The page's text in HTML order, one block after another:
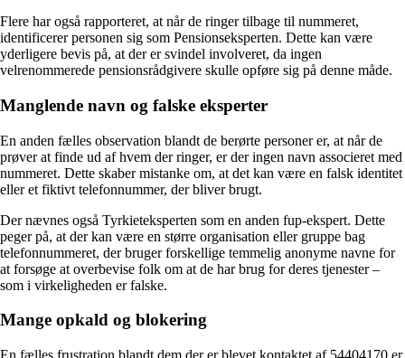
Flere har også rapporteret, at når de ringer tilbage til nummeret,
identificerer personen sig som Pensionseksperten. Dette kan være
yderligere bevis på, at der er svindel involveret, da ingen
velrenommerede pensionsrådgivere skulle opføre sig på denne måde.
Manglende navn og falske eksperter
En anden fælles observation blandt de berørte personer er, at når de
prøver at finde ud af hvem der ringer, er der ingen navn associeret med
nummeret. Dette skaber mistanke om, at det kan være en falsk identitet
eller et fiktivt telefonnummer, der bliver brugt.
Der nævnes også Tyrkieteksperten som en anden fup-ekspert. Dette
peger på, at der kan være en større organisation eller gruppe bag
telefonnummeret, der bruger forskellige temmelig anonyme navne for
at forsøge at overbevise folk om at de har brug for deres tjenester –
som i virkeligheden er falske.
Mange opkald og blokering
En fælles frustration blandt dem der er blevet kontaktet af 54404170 er,